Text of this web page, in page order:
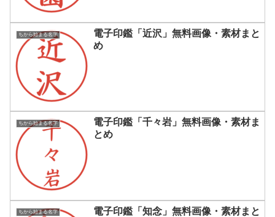
ちから始まる名字
電子印鑑「近沢」無料画像・素材まと
め
ちから始まる名字
電子印鑑「千々岩」無料画像・素材ま
とめ
ちから始まる名字
電子印鑑「知念」無料画像・素材まと